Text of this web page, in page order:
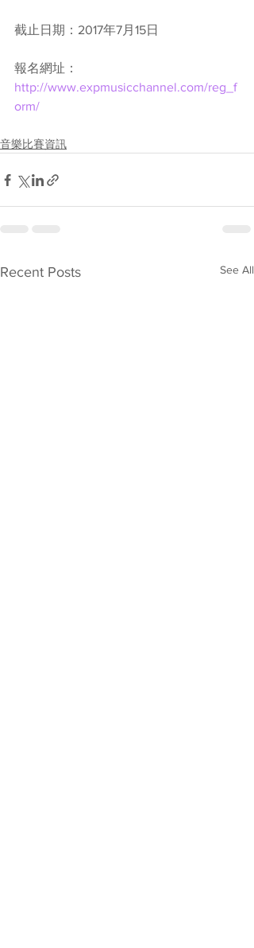
截止日期：2017年7月15日
報名網址：
http://www.expmusicchannel.com/reg_f
orm/
音樂比賽資訊
Recent Posts See All